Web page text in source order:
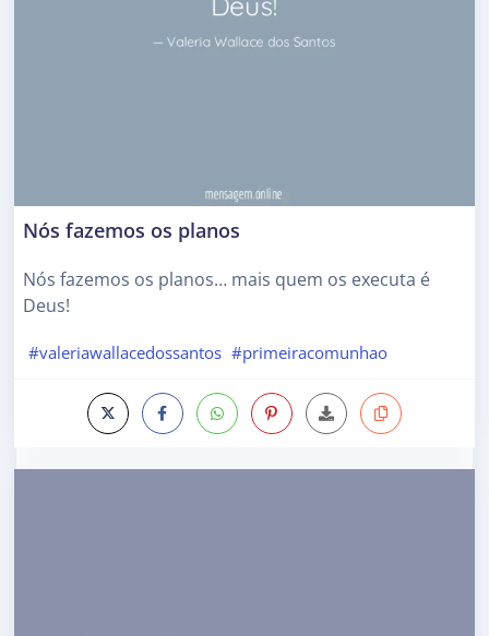
Nós fazemos os planos
Nós fazemos os planos… mais quem os executa é
Deus!
#valeriawallacedossantos #primeiracomunhao